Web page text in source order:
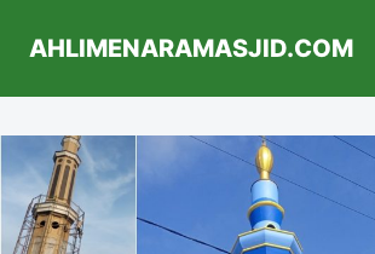
AHLIMENARAMASJID.COM